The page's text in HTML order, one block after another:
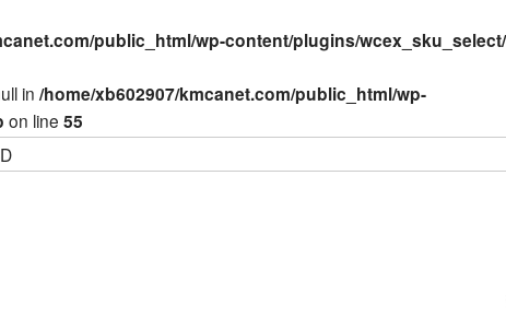
public_html/wp-content/plugins/
in /home/xb602907/kmcanet.com/public_html/wp-
on line 55